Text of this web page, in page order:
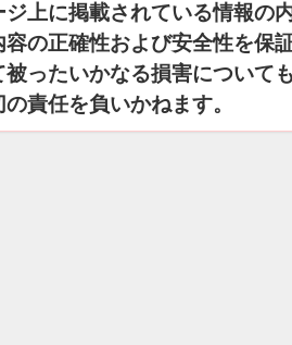
上に掲載されている情報の
容の正確性および安全性を保
ったいかなる損害について
責任を負いかねます。